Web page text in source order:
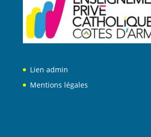
Lien admin
Mentions légales